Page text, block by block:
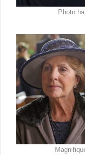
Photo